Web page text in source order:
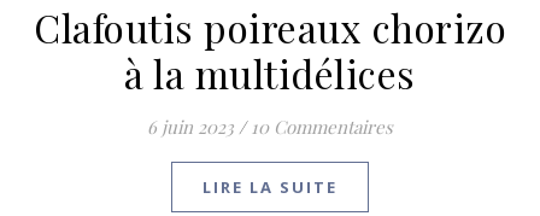
Clafoutis poireaux chorizo
à la multidélices
6 juin 2023 / 10 Commentaires
LIRE LA SUITE